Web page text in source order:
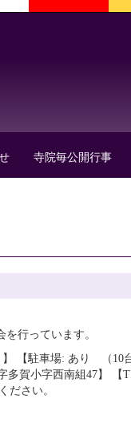
寺院毎公開行事
行っています。
【駐車場: あり （10
多賀小字西南組47】 【
ださい。